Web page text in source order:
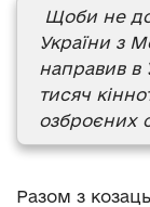
Щоби не
України з
направив в
тисяч
озброєних
Разом з